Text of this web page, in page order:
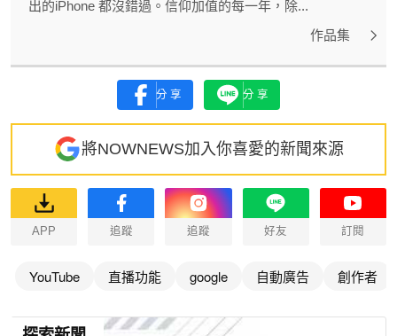
出的iPhone 都沒錯過。信仰加值的每一年，除...
作品集
分享 分享
將NOWNEWS加入你喜愛的新聞來源
APP 追蹤 追蹤 好友 訂閱
YouTube 直播功能 google 自動廣告 創作者